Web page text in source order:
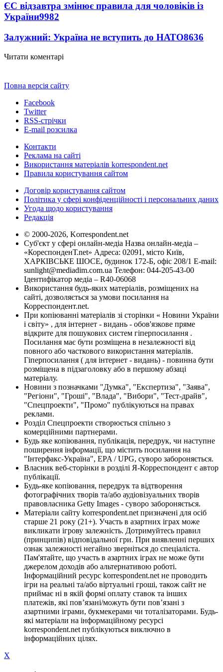
ЄС відзавтра змінює правила для чоловіків із
України9982
Залужний: Україна не вступить до НАТО8636
Читати коментарі
Повна версія сайту
Facebook
Twitter
RSS-стрічки
E-mail розсилка
Контакти
Реклама на сайті
Використання матеріалів korrespondent.net
Правила користування сайтом
Договір користування сайтом
Політика у сфері конфіденційності і персональних даних
Угода щодо користування
Редакція
© 2000-2026, Korrespondent.net
Суб'єкт у сфері онлайн-медіа Назва онлайн-медіа –
«КореспонденТ.net» Адреса: 02091, місто Київ,
ХАРКІВСЬКЕ ШОСЕ, будинок 172-Б, офіс 208/1 E-mail:
sunlight@mediadim.com.ua Телефон: 044-205-43-00
Ідентифікатор медіа – R40-06068
Використання будь-яких матеріалів, розміщених на
сайті, дозволяється за умови посилання на
Корреспондент.net.
При копіюванні матеріалів зі сторінки « Новини України
і світу» , для інтернет - видань - обов'язкове пряме
відкрите для пошукових систем гіперпосилання .
Посилання має бути розміщена в незалежності від
повного або часткового використання матеріалів.
Гіперпосилання ( для інтернет - видань) - повинна бути
розміщена в підзаголовку або в першому абзаці
матеріалу.
Новини з позначками "Думка", "Експертиза", "Заява",
"Регіони", "Гроші", "Влада", "Вибори", "Тест-драйв",
"Спецпроекти", "Промо" публікуються на правах
реклами.
Розділ Спецпроекти створюється спільно з
комерційними партнерами.
Будь яке копіювання, публікація, передрук, чи наступне
поширення інформації, що містить посилання на
"Інтерфакс-Україна", EPA / UPG, суворо забороняється.
Власник веб-сторінки в розділі Я-Корреспондент є автор
публікації.
Будь-яке копіювання, передрук та відтворення
фотографічних творів та/або аудіовізуальних творів
правовласника Getty Images - суворо забороняється.
Матеріали сайту korrespondent.net призначені для осіб
старше 21 року (21+). Участь в азартних іграх може
викликати ігрову залежність. Дотримуйтесь правил
(принципів) відповідальної гри. При виявленні перших
ознак залежності негайно зверніться до спеціаліста.
Пам'ятайте, що участь в азартних іграх не може бути
джерелом доходів або альтернативою роботі.
Інформаційний ресурс korrespondent.net не проводить
ігри на реальні та/або віртуальні гроші, також сайт не
приймає ні в якій формі оплату ставок та інших
платежів, які пов’язані/можуть бути пов’язані з
азартними іграми, букмекерами чи тоталізаторами. Будь-
які матеріали на інформаційному ресурсі
korrespondent.net публікуються виключно в
інформаційних цілях.
X